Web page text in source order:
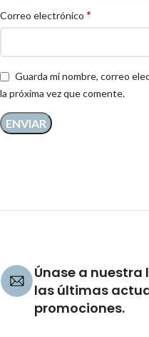
Correo electrónico *
Guarda mi nombre, correo
la próxima vez que comente.
Únase a
las últimas
promociones.